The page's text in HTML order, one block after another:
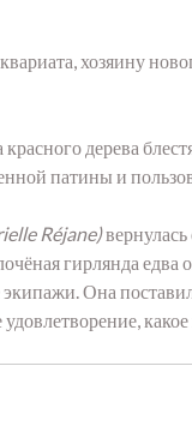
хозяину
дерева
патины и
Réjane)
гирлянда едва
Она